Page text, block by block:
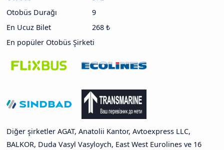
Otobüs Durağı
9
En Ucuz Bilet
268 ₺
En popüler Otobüs Şirketi
Diğer şirketler AGAT, Anatolii Kantor, Avtoexpress LLC,
BALKOR, Duda Vasyl Vasyloych, East West Eurolines ve 16